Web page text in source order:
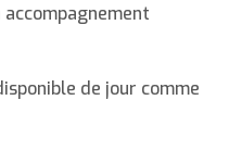
de jour comme